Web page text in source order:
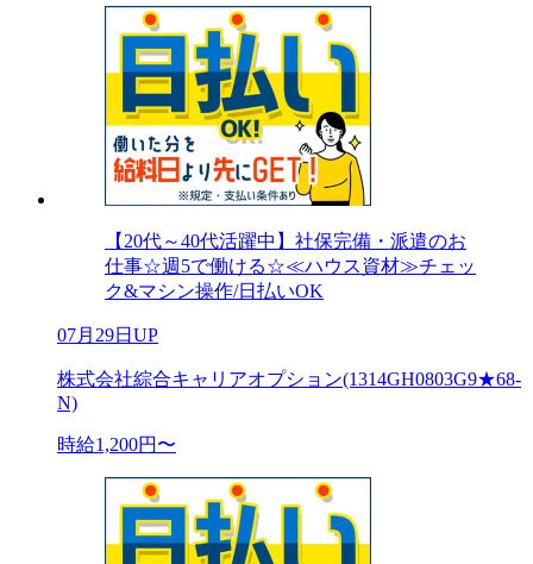
【20代～40代活躍中】社保完備・派遣のお
仕事☆週5で働ける☆≪ハウス資材≫チェッ
ク&マシン操作/日払いOK
07月29日UP
株式会社綜合キャリアオプション(1314GH0803G9★68-
N)
時給1,200円〜